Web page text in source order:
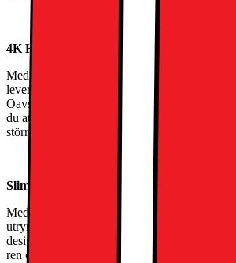
4K HDR10 – Detaljerad och skarp kontrast
Med stöd för 4K-upplösning och HDR10
leverera rika färger och djup kontrast oavsett
Oavsett om du tittar på film eller streamar din
du att kunna uppleva en naturtrogen bild med
större djup.
Slimmad design
Med ett djup på 29 mm har UA75 en modern
utrymmesbesparande design som passar i alla
designen är elegant utan att ta plats – perfekt
ren och modern look.